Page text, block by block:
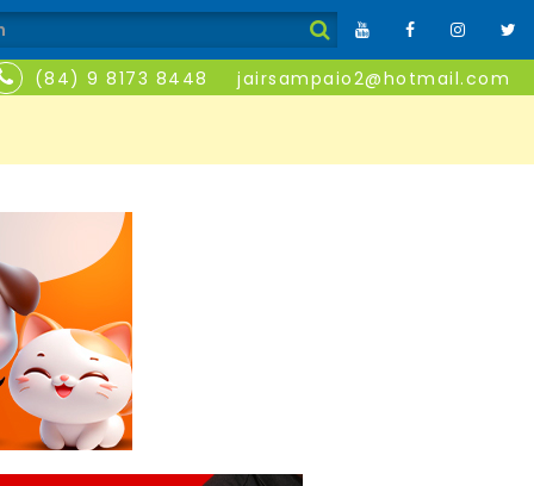
(84) 9 8173 8448 jairsampaio2@hotmail.com